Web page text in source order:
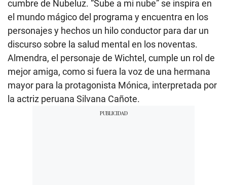
cumbre de Nubeluz. “Sube a mi nube” se inspira en
el mundo mágico del programa y encuentra en los
personajes y hechos un hilo conductor para dar un
discurso sobre la salud mental en los noventas.
Almendra, el personaje de Wichtel, cumple un rol de
mejor amiga, como si fuera la voz de una hermana
mayor para la protagonista Mónica, interpretada por
la actriz peruana Silvana Cañote.